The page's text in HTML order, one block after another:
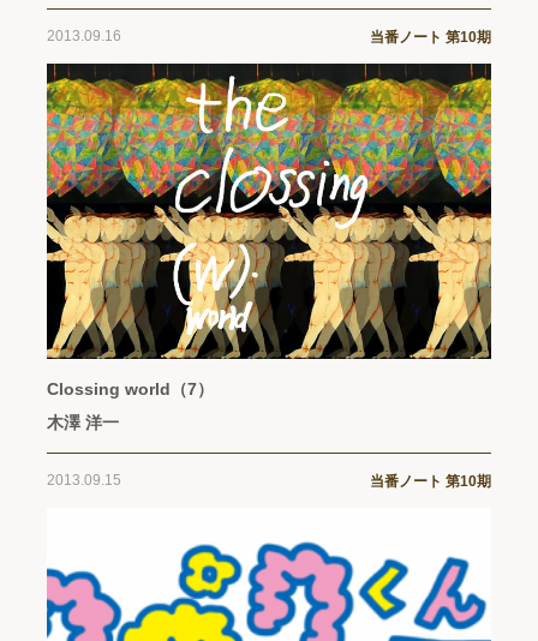
2013.09.16 当番ノート 第10期
Clossing world（7）
木澤 洋一
2013.09.15 当番ノート 第10期